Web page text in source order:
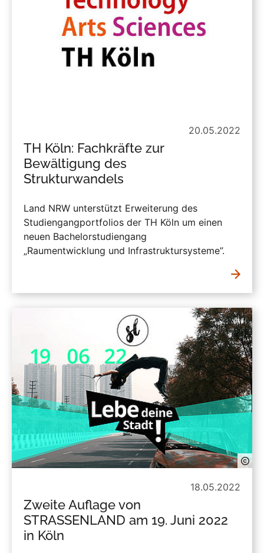
20.05.2022
TH Köln: Fachkräfte zur
Bewältigung des
Strukturwandels
Land NRW unterstützt Erweiterung des
Studiengangportfolios der TH Köln um einen
neuen Bachelorstudiengang
„Raumentwicklung und Infrastruktursysteme”.
18.05.2022
Zweite Auflage von
STRASSENLAND am 19. Juni 2022
in Köln